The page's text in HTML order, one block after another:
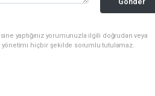
yaptığınız yorumunuzla ilgili doğrudan veya
yönetimi hiçbir şekilde sorumlu tutulamaz.